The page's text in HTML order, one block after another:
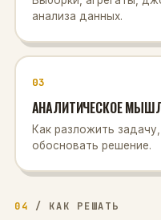
анализа данных.
03
АНАЛИТИЧЕСКОЕ
Как разложить
обосновать решение.
04 / КАК РЕШАТЬ